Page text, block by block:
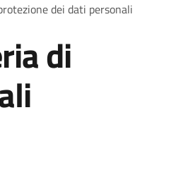
dei dati personali
di